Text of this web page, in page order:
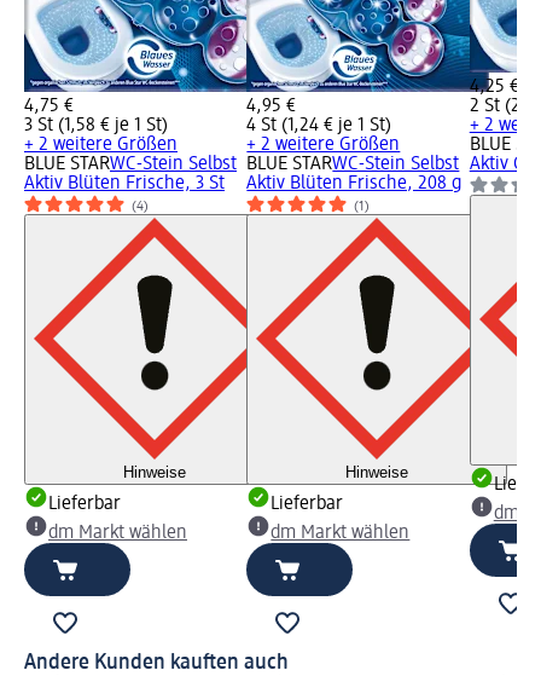
4,75 €
3 St (1,58 € je 1 St)
+ 2 weitere Größen
BLUE STARWC-Stein Selbst
Aktiv Blüten Frische, 3 St
(4)
Hinweise
Lieferbar
dm Markt wählen
4,95 €
4 St (1,24 € je 1 St)
+ 2 weitere Größen
BLUE STARWC-Stein Selbst
Aktiv Blüten Frische, 208 g
(1)
Hinweise
Lieferbar
dm Markt wählen
4,25 €
2 St
+ 2
BLUE
Aktiv
dm
Andere Kunden kauften auch